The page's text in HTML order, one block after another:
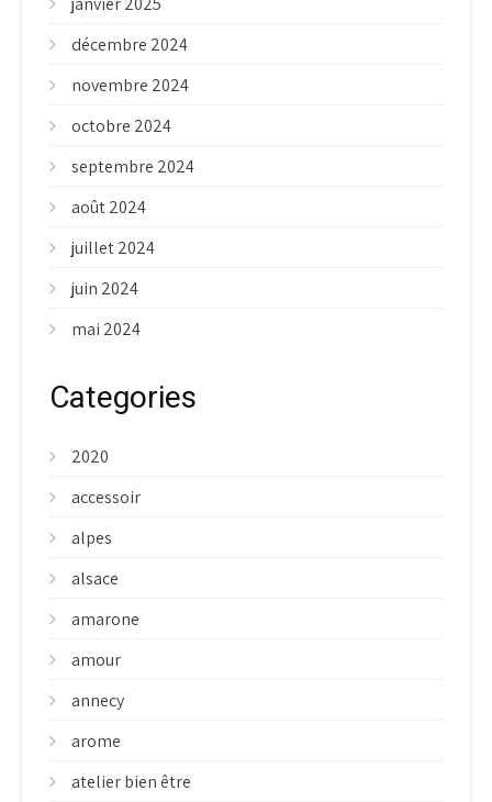
décembre 2024
novembre 2024
octobre 2024
septembre 2024
août 2024
juillet 2024
juin 2024
mai 2024
Categories
2020
accessoir
alpes
alsace
amarone
amour
annecy
arome
atelier bien être